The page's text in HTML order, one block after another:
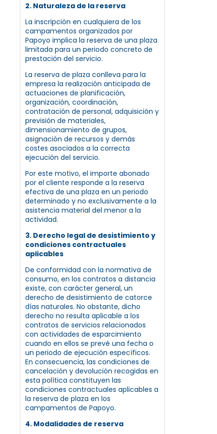
2. Naturaleza de la reserva
La inscripción en cualquiera de los
campamentos organizados por
Papoyo implica la reserva de una plaza
limitada para un periodo concreto de
prestación del servicio.
La reserva de plaza conlleva para la
empresa la realización anticipada de
actuaciones de planificación,
organización, coordinación,
contratación de personal, adquisición y
previsión de materiales,
dimensionamiento de grupos,
asignación de recursos y demás
costes asociados a la correcta
ejecución del servicio.
Por este motivo, el importe abonado
por el cliente responde a la reserva
efectiva de una plaza en un periodo
determinado y no exclusivamente a la
asistencia material del menor a la
actividad.
3. Derecho legal de desistimiento y
condiciones contractuales
aplicables
De conformidad con la normativa de
consumo, en los contratos a distancia
existe, con carácter general, un
derecho de desistimiento de catorce
días naturales. No obstante, dicho
derecho no resulta aplicable a los
contratos de servicios relacionados
con actividades de esparcimiento
cuando en ellos se prevé una fecha o
un periodo de ejecución específicos.
En consecuencia, las condiciones de
cancelación y devolución recogidas en
esta política constituyen las
condiciones contractuales aplicables a
la reserva de plaza en los
campamentos de Papoyo.
4. Modalidades de reserva